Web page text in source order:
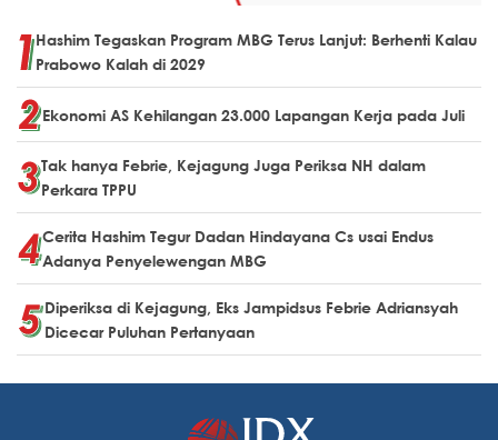
Hashim Tegaskan Program MBG Terus Lanjut: Berhenti Kalau
Prabowo Kalah di 2029
Ekonomi AS Kehilangan 23.000 Lapangan Kerja pada Juli
Tak hanya Febrie, Kejagung Juga Periksa NH dalam
Perkara TPPU
Cerita Hashim Tegur Dadan Hindayana Cs usai Endus
Adanya Penyelewengan MBG
Diperiksa di Kejagung, Eks Jampidsus Febrie Adriansyah
Dicecar Puluhan Pertanyaan